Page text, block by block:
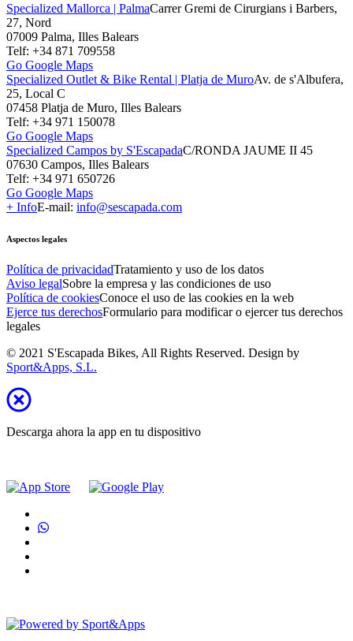
Specialized Mallorca | PalmaCarrer Gremi de Cirurgians i Barbers,
27, Nord
07009 Palma, Illes Balears
Telf: +34 871 709558
Go Google Maps
Specialized Outlet & Bike Rental | Platja de MuroAv. de s'Albufera,
25, Local C
07458 Platja de Muro, Illes Balears
Telf: +34 971 150078
Go Google Maps
Specialized Campos by S'EscapadaC/RONDA JAUME II 45
07630 Campos, Illes Balears
Telf: +34 971 650726
Go Google Maps
+ InfoE-mail: info@sescapada.com
Aspectos legales
Política de privacidadTratamiento y uso de los datos
Aviso legalSobre la empresa y las condiciones de uso
Política de cookiesConoce el uso de las cookies en la web
Ejerce tus derechosFormulario para modificar o ejercer tus derechos
legales
© 2021 S'Escapada Bikes, All Rights Reserved. Design by
Sport&Apps, S.L.
Descarga ahora la app en tu dispositivo